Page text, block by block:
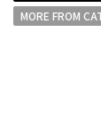
MORE FROM